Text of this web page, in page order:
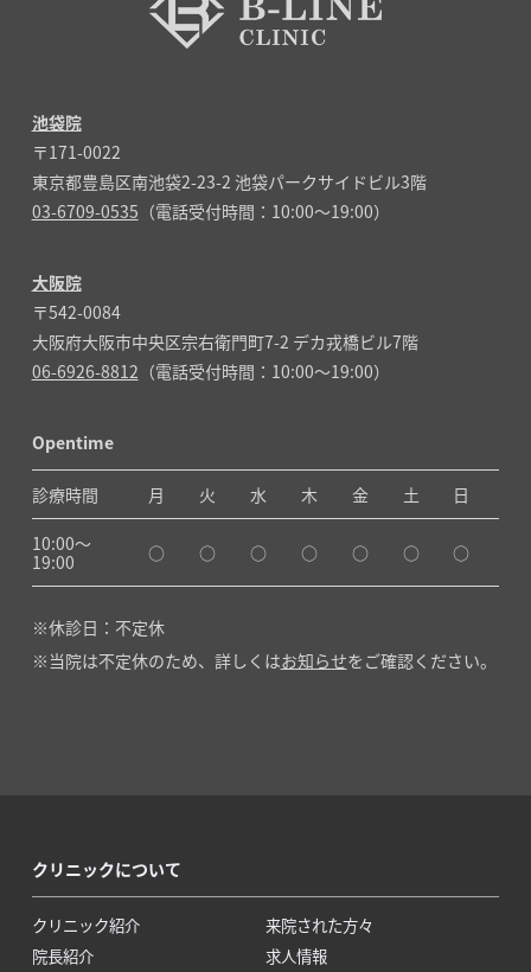
池袋院
〒171-0022
東京都豊島区南池袋2-23-2 池袋パークサイドビル3階
03-6709-0535 （電話受付時間：10:00～19:00）
大阪院
〒542-0084
大阪府大阪市中央区宗右衛門町7-2 デカ戎橋ビル7階
06-6926-8812 （電話受付時間：10:00～19:00）
Opentime
診療時間 月 火 水 木 金 土 日
10:00〜
19:00
○ ○ ○ ○ ○ ○ ○
休診日：不定休
当院は不定休のため、詳しくはお知らせをご確認ください。
クリニックについて
クリニック紹介
院長紹介
来院された方々
求人情報